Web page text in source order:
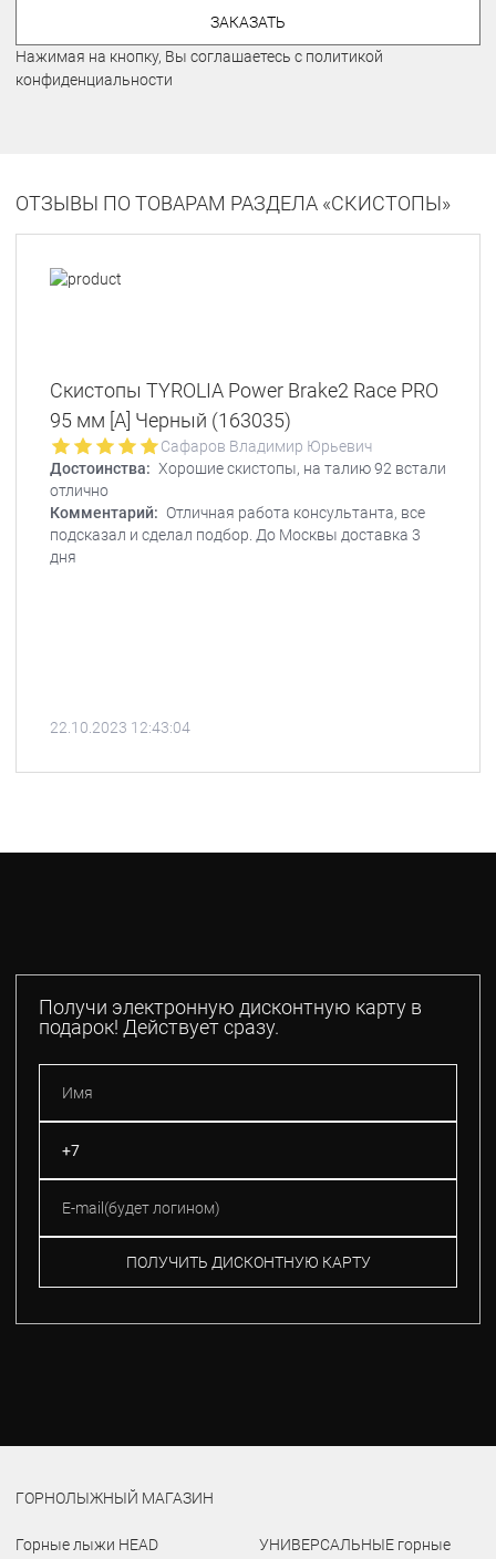
ЗАКАЗАТЬ
Нажимая на кнопку, Вы соглашаетесь с политикой
конфиденциальности
ОТЗЫВЫ ПО ТОВАРАМ РАЗДЕЛА «СКИСТОПЫ»
Скистопы TYROLIA Power Brake2 Race PRO
95 мм [A] Черный (163035)
Сафаров Владимир Юрьевич
Достоинства:
отлично
Комментарий:
подсказал и сделал подбор. До Москвы доставка 3
дня
22.10.2023 12:43:04
Получи электронную дисконтную карту в
подарок! Действует сразу.
ПОЛУЧИТЬ ДИСКОНТНУЮ КАРТУ
ГОРНОЛЫЖНЫЙ МАГАЗИН
Горные лыжи HEAD
УНИВЕРСАЛЬНЫЕ горные